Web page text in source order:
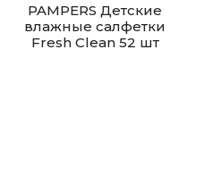
PAMPERS Детские
влажные салфетки
Fresh Clean 52 шт